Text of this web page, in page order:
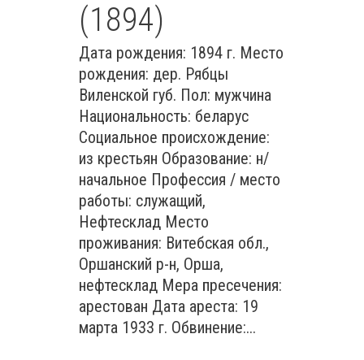
(1894)
Дата рождения: 1894 г. Место
рождения: дер. Рябцы
Виленской губ. Пол: мужчина
Национальность: беларус
Социальное происхождение:
из крестьян Образование: н/
начальное Профессия / место
работы: служащий,
Нефтесклад Место
проживания: Витебская обл.,
Оршанский р-н, Орша,
нефтесклад Мера пресечения:
арестован Дата ареста: 19
марта 1933 г. Обвинение:...